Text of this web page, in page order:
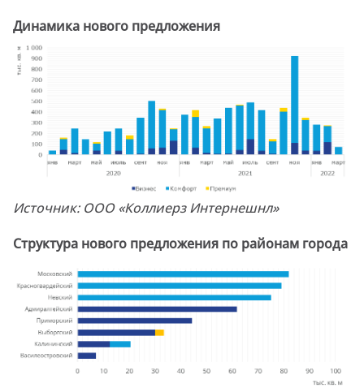
Динамика нового предложения
Источник: ООО «Коллиерз Интернешнл»
Структура нового предложения по районам города